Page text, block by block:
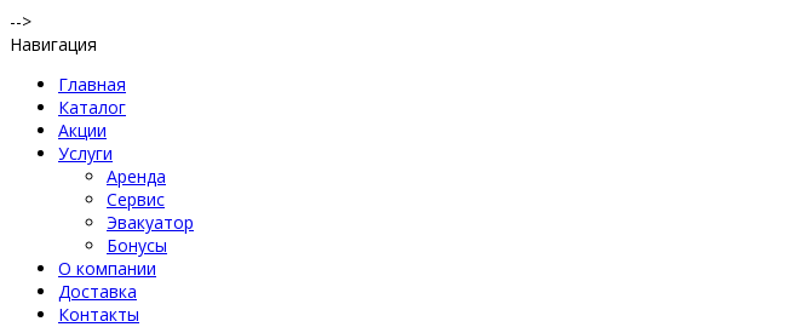
-->
Навигация
Главная
Каталог
Акции
Услуги
Аренда
Сервис
Эвакуатор
Бонусы
О компании
Доставка
Контакты